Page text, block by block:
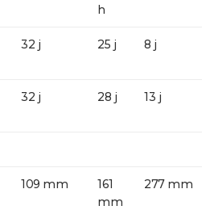
h
32 j 25 j 8 j
32 j 28 j 13 j
109 mm
161
mm
277 mm